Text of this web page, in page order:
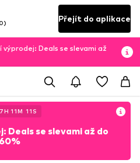
Přejít do aplikace
výprodej: Deals se slevami až
H 11M 08S
Deals se slevami až do
60%